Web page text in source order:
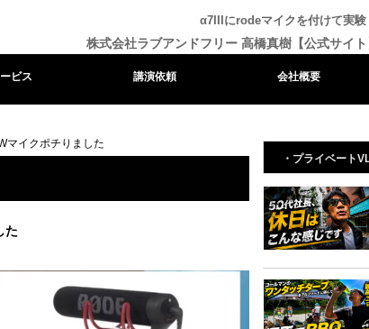
α7IIIにrodeマイクを付けて実
株式会社ラブアンドフリー 高橋真樹【公式サイト
ビス 講演依頼 会社概要
イクポチりました
た
・プライベート